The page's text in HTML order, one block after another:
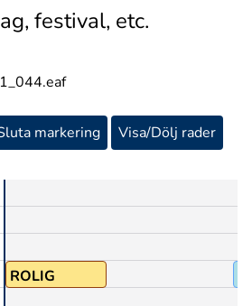
festival, etc.
markering
Visa/Dölj rader
ROLIG